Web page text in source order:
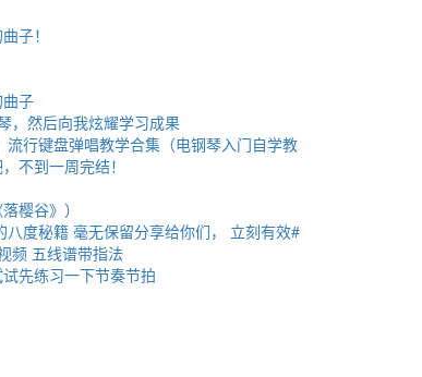
子！
子
，然后向我炫耀学习成果
流行键盘弹唱教学合集（电钢琴入门自学教
不到一周完结！
樱谷》）
度秘籍 毫无保留分享给你们， 立刻有效#
频 五线谱带指法
先练习一下节奏节拍